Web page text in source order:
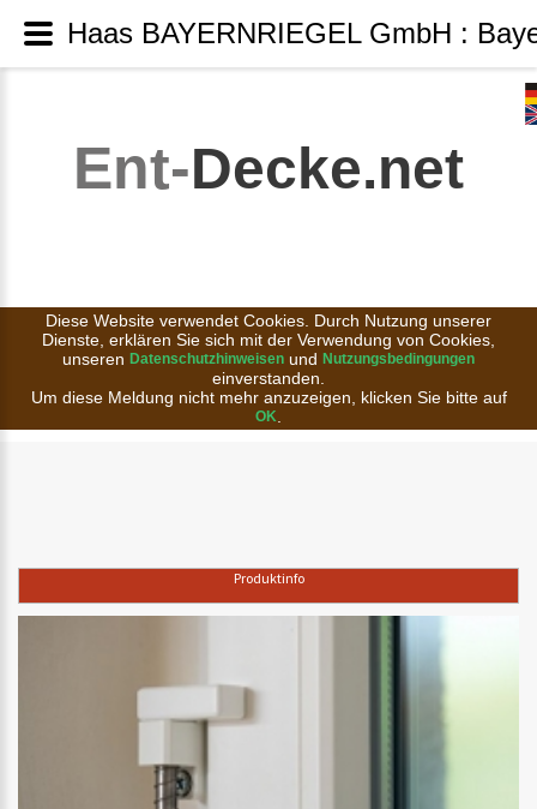
Ent-Decke.net
Diese Website verwendet Cookies. Durch Nutzung unserer
Dienste, erklären Sie sich mit der Verwendung von Cookies,
unseren Datenschutzhinweisen und Nutzungsbedingungen
einverstanden.
Um diese Meldung nicht mehr anzuzeigen, klicken Sie bitte auf
OK
Produktinfo
Haas BAYERNRIEGEL GmbH :